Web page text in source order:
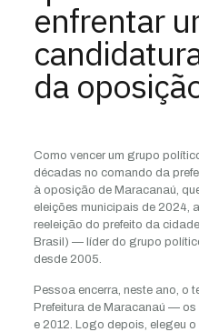
enfrentar
da
Como vencer um grupo
décadas no comando da
à oposição de Maracanaú,
eleições municipais de 2024,
reeleição do prefeito da
Brasil) — líder do grupo
desde 2005.
Pessoa encerra, neste ano, o
Prefeitura de Maracanaú —
e 2012. Logo depois, elegeu